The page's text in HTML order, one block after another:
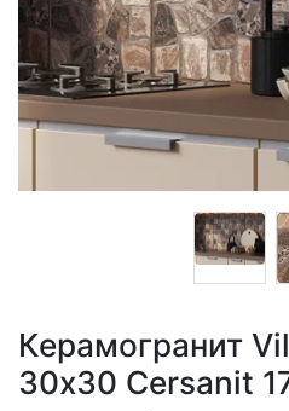
Керамогранит
30x30 Cersanit